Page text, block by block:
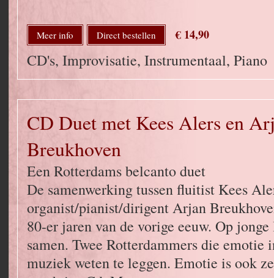
Meer info Direct bestellen € 14,90
CD's, Improvisatie, Instrumentaal, Piano
CD Duet met Kees Alers en
Breukhoven
Een Rotterdams belcanto duet
De samenwerking tussen fluitist Kees
organist/pianist/dirigent Arjan
80-er jaren van de vorige eeuw. Op
samen. Twee Rotterdammers die emotie
muziek weten te leggen. Emotie is ook